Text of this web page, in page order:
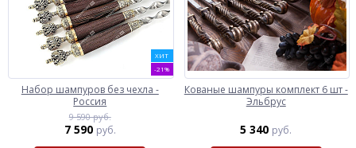
ХИТ
-21%
Набор шампуров без чехла -
Россия
9 590 руб.
7 590 руб.
Кованые шампуры комплект 6 шт -
Эльбрус
5 340 руб.